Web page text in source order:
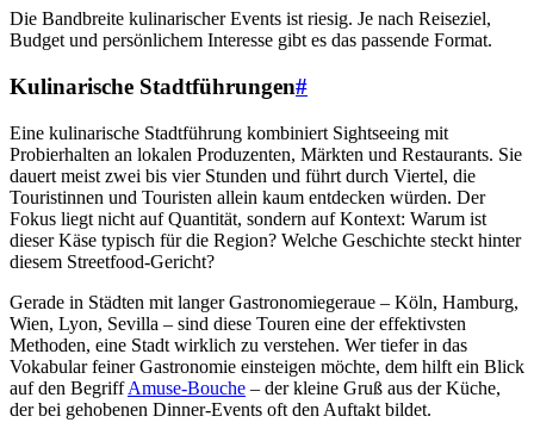
Die Bandbreite kulinarischer Events ist riesig. Je nach Reiseziel,
Budget und persönlichem Interesse gibt es das passende Format.
Kulinarische Stadtführungen#
Eine kulinarische Stadtführung kombiniert Sightseeing mit
Probierhalten an lokalen Produzenten, Märkten und Restaurants. Sie
dauert meist zwei bis vier Stunden und führt durch Viertel, die
Touristinnen und Touristen allein kaum entdecken würden. Der
Fokus liegt nicht auf Quantität, sondern auf Kontext: Warum ist
dieser Käse typisch für die Region? Welche Geschichte steckt hinter
diesem Streetfood-Gericht?
Gerade in Städten mit langer Gastronomiegeraue – Köln, Hamburg,
Wien, Lyon, Sevilla – sind diese Touren eine der effektivsten
Methoden, eine Stadt wirklich zu verstehen. Wer tiefer in das
Vokabular feiner Gastronomie einsteigen möchte, dem hilft ein Blick
auf den BegriffAmuse-Bouche – der kleine Gruß aus der Küche,
der bei gehobenen Dinner-Events oft den Auftakt bildet.